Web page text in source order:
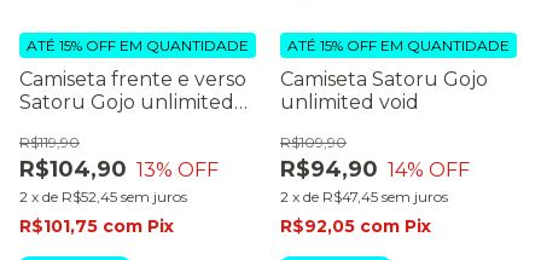
Camiseta frente e verso
Satoru Gojo unlimited
R$104,90
R$119,90
13% OFF
2 x de R$52,45 sem juros
ATÉ 15% OFF EM QUANTIDADE
R$101,75 com Pix
Camiseta Satoru Gojo
unlimited void
R$94,90
R$109,90
14% OFF
2 x de R$47,45 sem juros
ATÉ 15% OFF EM QUANTIDADE
R$92,05 com Pix